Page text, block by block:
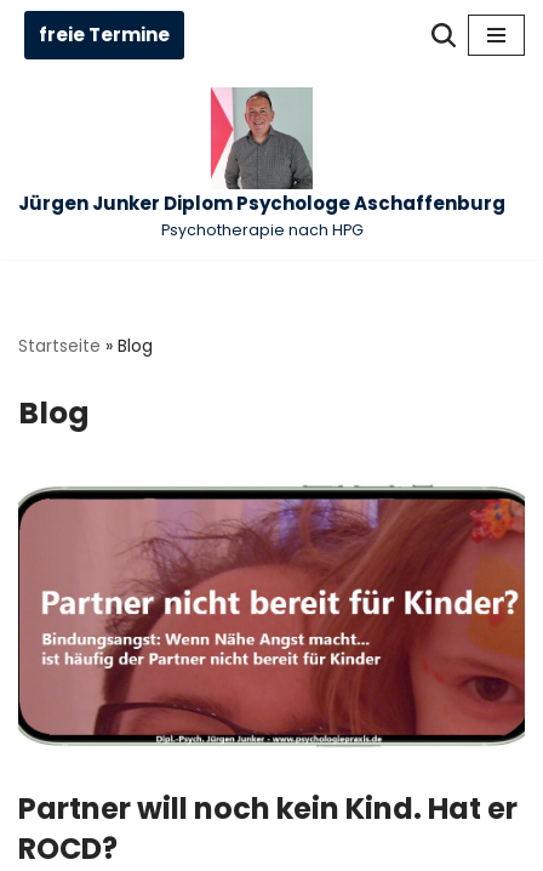
Zum
freie Termine
Jürgen Junker Diplom Psychologe Aschaffenburg
Psychotherapie nach HPG
Startseite » Blog
Blog
Partner will noch kein Kind. Hat er
ROCD?